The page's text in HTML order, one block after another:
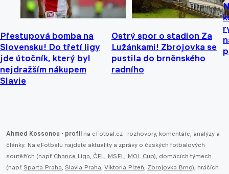
Přestupová bomba na
Slovensku! Do třetí ligy
jde útočník, který byl
nejdražším nákupem
Slavie
Ostrý spor o stadion Za
Lužánkami! Zbrojovka se
pustila do brněnského
radního
Ahmed Kossonou - profil na eFotbal.cz - rozhovory, komentáře, analýzy a
články. Na eFotbalu najdete aktuality a zprávy o českých fotbalových
soutěžích (např. Chance Liga, ČFL, MSFL, MOL Cup), domácích týmech
(např. Sparta Praha, Slavia Praha, Viktoria Plzeň, Zbrojovka Brno), hráčích